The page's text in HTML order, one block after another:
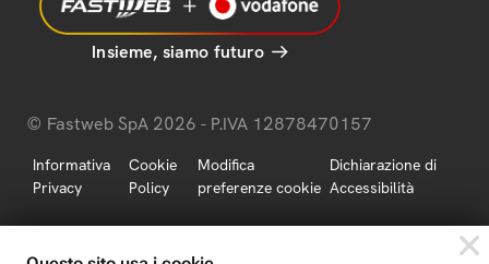
Insieme, siamo futuro
© Fastweb SpA 2026 - P.IVA 12878470157
Informativa
Privacy
Cookie
Policy
Modifica
preferenze cookie
Dichiarazione di
Accessibilità